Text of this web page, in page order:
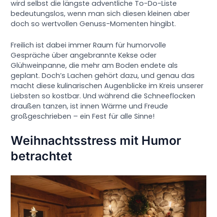
wird selbst die längste adventliche To-Do-Liste
bedeutungslos, wenn man sich diesen kleinen aber
doch so wertvollen Genuss-Momenten hingibt.
Freilich ist dabei immer Raum für humorvolle
Gespräche über angebrannte Kekse oder
Glühweinpanne, die mehr am Boden endete als
geplant. Doch’s Lachen gehört dazu, und genau das
macht diese kulinarischen Augenblicke im Kreis unserer
Liebsten so kostbar. Und während die Schneeflocken
draußen tanzen, ist innen Wärme und Freude
großgeschrieben – ein Fest für alle Sinne!
Weihnachtsstress mit Humor
betrachtet